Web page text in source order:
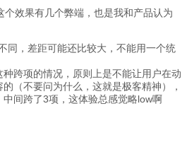
效果有几个弊端，也是我和产品认为
同，差距可能还比较大，不能用一个统
跨项的情况，原则上是不能让用户在动
（不要问为什么，这就是极客精神），
间跨了3项，这体验总感觉略low啊